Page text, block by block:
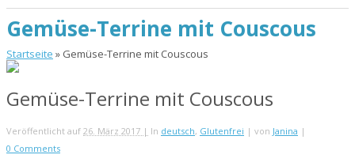
Gemüse-Terrine mit Couscous
Startseite » Gemüse-Terrine mit Couscous
Gemüse-Terrine mit Couscous
Veröffentlicht auf 26. März 2017 | In deutsch, Glutenfrei | von Janina |
0 Comments